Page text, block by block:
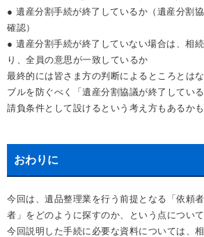
● 遺産分割手続が終了しているか（遺産分割
確認）
● 遺産分割手続が終了していない場合は、相
り、全員の意思が一致しているか
最終的には皆さま方の判断によるところとは
ブルを防ぐべく「遺産分割協議が終了してい
請負条件として設けるという考え方もあるかも
おわりに
今回は、遺品整理業を行う前提となる「依頼
者」をどのように探すのか、という点について
今回説明した手続に必要な資料については、